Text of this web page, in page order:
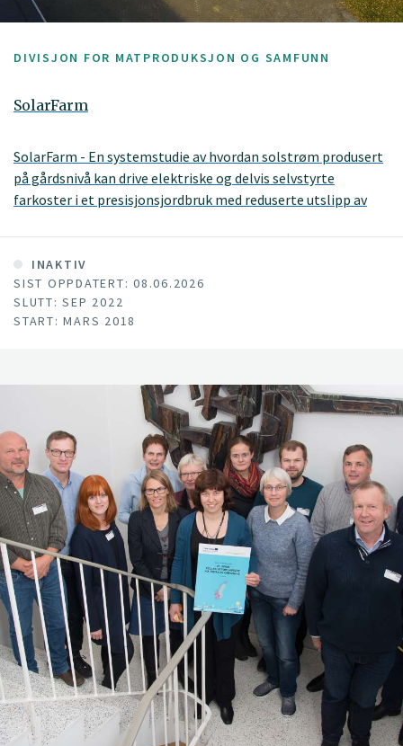
DIVISJON FOR MATPRODUKSJON OG SAMFUNN
SolarFarm
SolarFarm - En systemstudie av hvordan solstrøm produsert
på gårdsnivå kan drive elektriske og delvis selvstyrte
farkoster i et presisjonsjordbruk med reduserte utslipp av
INAKTIV
SIST OPPDATERT: 08.06.2026
SLUTT: SEP 2022
START: MARS 2018